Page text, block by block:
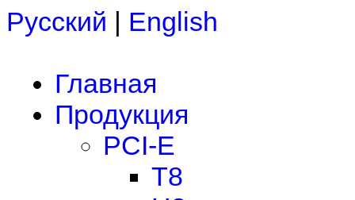
Русский | English
Главная
Продукция
PCI-E
T8